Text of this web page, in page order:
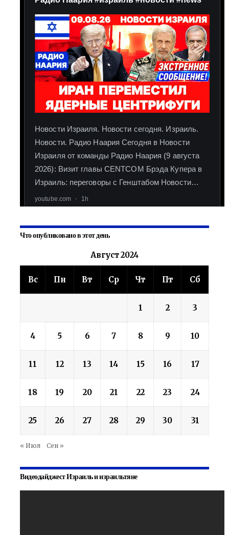
Что опубликовано в этот день
Август 2024
Вс Пн Вт Ср Чт Пт Сб
1 2 3
4 5 6 7 8 9 10
11 12 13 14 15 16 17
18 19 20 21 22 23 24
25 26 27 28 29 30 31
« Июл Сен »
Видеодайджест Израиль и израильтяне